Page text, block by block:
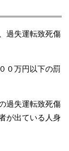
過失運転致死傷
０万円以下の罰
過失運転致死傷
が出ている人身